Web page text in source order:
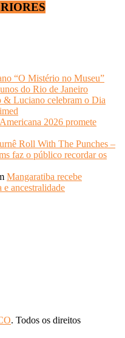
“O Mistério no Museu”
do Rio de Janeiro
& Luciano celebram o Dia
2026 promete
Roll With The Punches –
faz o público recordar os
Mangaratiba recebe
e ancestralidade
. Todos os direitos